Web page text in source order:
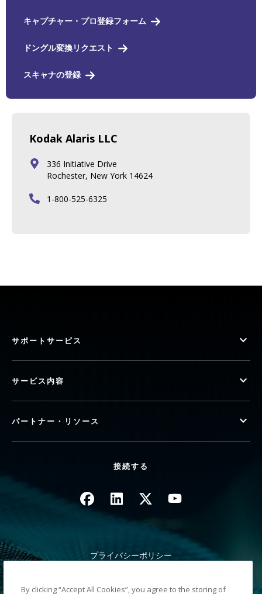
キャプチャー・プロ登録フォーム
ドングル変換リクエスト
スキャナの登録
Kodak Alaris LLC
336 Initiative Drive
Rochester, New York 14624
1-800-525-6325
サポートサービス
サービス内容
パートナー・リソース
接続する
画像 画像 画像 画像
プライバシーポリシー
By clicking “Accept All Cookies”, you agree to the storing of